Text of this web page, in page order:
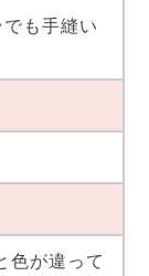
も手縫い
色が違って